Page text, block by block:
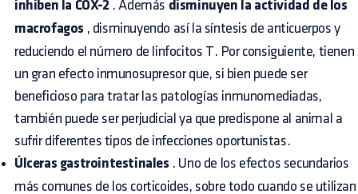
inhiben la COX-2 . Además disminuyen la actividad de los
macrofagos , disminuyendo así la síntesis de anticuerpos y
reduciendo el número de linfocitos T. Por consiguiente, tienen
un gran efecto inmunosupresor que, si bien puede ser
beneficioso para tratar las patologías inmunomediadas,
también puede ser perjudicial ya que predispone al animal a
sufrir diferentes tipos de infecciones oportunistas.
Úlceras gastrointestinales . Uno de los efectos secundarios
más comunes de los corticoides, sobre todo cuando se utilizan